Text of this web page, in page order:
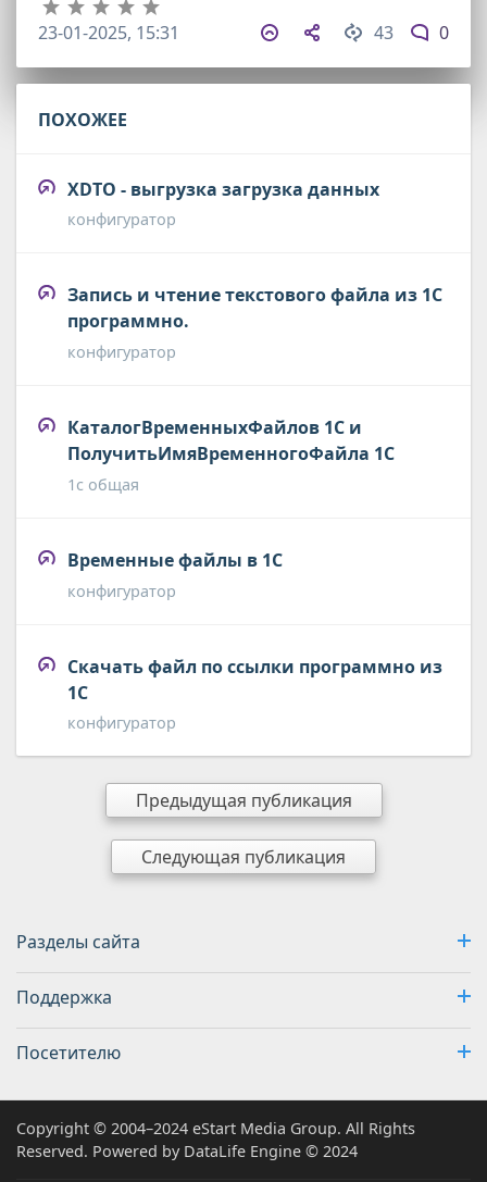
43 0
23-01-2025, 15:31
ПОХОЖЕЕ
XDTO - выгрузка загрузка данных
конфигуратор
Запись и чтение текстового файла из 1С
программно.
конфигуратор
КаталогВременныхФайлов 1С и
ПолучитьИмяВременногоФайла 1С
1с общая
Временные файлы в 1С
конфигуратор
Скачать файл по ссылки программно из
1С
конфигуратор
Предыдущая публикация
Следующая публикация
Разделы сайта
Поддержка
Посетителю
Copyright © 2004–2024 eStart Media Group. All Rights
Reserved. Powered by DataLife Engine © 2024